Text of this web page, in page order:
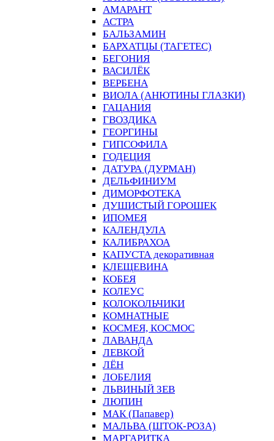
АМАРАНТ
АСТРА
БАЛЬЗАМИН
БАРХАТЦЫ (ТАГЕТЕС)
БЕГОНИЯ
ВАСИЛЁК
ВЕРБЕНА
ВИОЛА (АНЮТИНЫ ГЛАЗКИ)
ГАЦАНИЯ
ГВОЗДИКА
ГЕОРГИНЫ
ГИПСОФИЛА
ГОДЕЦИЯ
ДАТУРА (ДУРМАН)
ДЕЛЬФИНИУМ
ДИМОРФОТЕКА
ДУШИСТЫЙ ГОРОШЕК
ИПОМЕЯ
КАЛЕНДУЛА
КАЛИБРАХОА
КАПУСТА декоративная
КЛЕЩЕВИНА
КОБЕЯ
КОЛЕУС
КОЛОКОЛЬЧИКИ
КОМНАТНЫЕ
КОСМЕЯ, КОСМОС
ЛАВАНДА
ЛЕВКОЙ
ЛЁН
ЛОБЕЛИЯ
ЛЬВИНЫЙ ЗЕВ
ЛЮПИН
МАК (Папавер)
МАЛЬВА (ШТОК-РОЗА)
МАРГАРИТКА